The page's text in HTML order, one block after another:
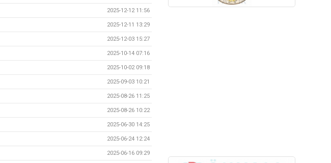
2025-12-12 11:56
2025-12-11 13:29
2025-12-03 15:27
2025-10-14 07:16
2025-10-02 09:18
2025-09-03 10:21
2025-08-26 11:25
2025-08-26 10:22
2025-06-30 14:25
2025-06-24 12:24
2025-06-16 09:29